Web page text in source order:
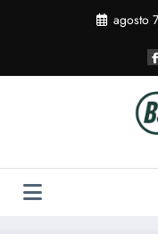
agosto